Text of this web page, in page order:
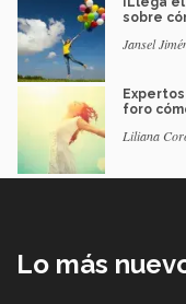
sobre
Jansel
foro
Liliana
Lo más